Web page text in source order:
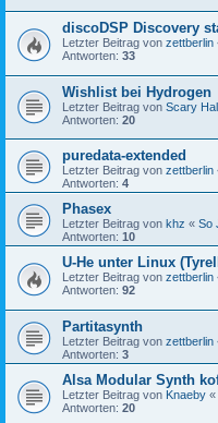
discoDSP Discovery
Letzter Beitrag von zettberlin
Antworten: 33
Wishlist bei Hydrogen
Letzter Beitrag von Scary
Antworten: 20
puredata-extended
Letzter Beitrag von zettberlin
Antworten: 4
Phasex
Letzter Beitrag von khz « So
Antworten: 10
U-He unter Linux
Letzter Beitrag von zettberlin
Antworten: 92
Partitasynth
Letzter Beitrag von zettberlin
Antworten: 3
Alsa Modular Synth
Letzter Beitrag von Knaeby «
Antworten: 20